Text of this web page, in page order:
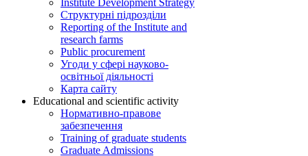
Institute Development Strategy
Структурні підрозділи
Reporting of the Institute and
research farms
Public procurement
Угоди у сфері науково-
освітньої діяльності
Карта сайту
Educational and scientific activity
Нормативно-правове
забезпечення
Training of graduate students
Graduate Admissions